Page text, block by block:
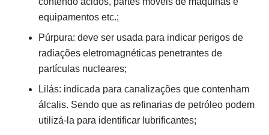
equipamentos etc.;
Púrpura: deve ser usada para indicar perigos de
radiações eletromagnéticas penetrantes de
partículas nucleares;
Lilás: indicada para canalizações que contenham
álcalis. Sendo que as refinarias de petróleo podem
utilizá-la para identificar lubrificantes;